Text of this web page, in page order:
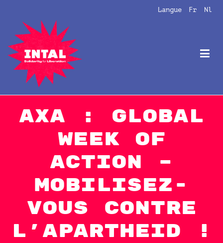
Langue Fr Nl
Intal
Globalize Solidarity!
AXA : GLOBAL
WEEK OF
ACTION –
MOBILISEZ-
VOUS contre
l’apartheid !